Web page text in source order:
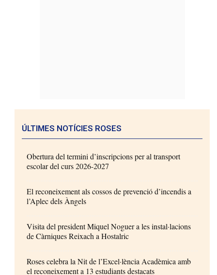
ÚLTIMES NOTÍCIES ROSES
Obertura del termini d’inscripcions per al transport
escolar del curs 2026-2027
El reconeixement als cossos de prevenció d’incendis a
l’Aplec dels Àngels
Visita del president Miquel Noguer a les instal·lacions
de Càrniques Reixach a Hostalric
Roses celebra la Nit de l’Excel·lència Acadèmica amb
el reconeixement a 13 estudiants destacats